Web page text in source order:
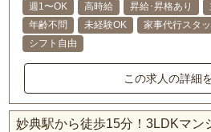
週1〜OK
高時給 昇給･昇格あり
年齢不問
未経験OK 家事代行スタ
シフト自由
この求人の詳細
妙典駅から徒歩15分！3LDKマン